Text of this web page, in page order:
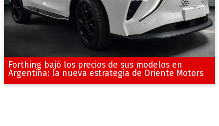
Forthing bajó los precios de sus modelos en
Argentina: la nueva estrategia de Oriente Motors